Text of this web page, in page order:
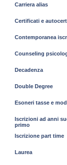
Carriera alias
Certificati e
Contemporanea
Counseling
Decadenza
Double Degree
Esoneri tasse e
Iscrizioni ad anni
primo
Iscrizione part time
Laurea